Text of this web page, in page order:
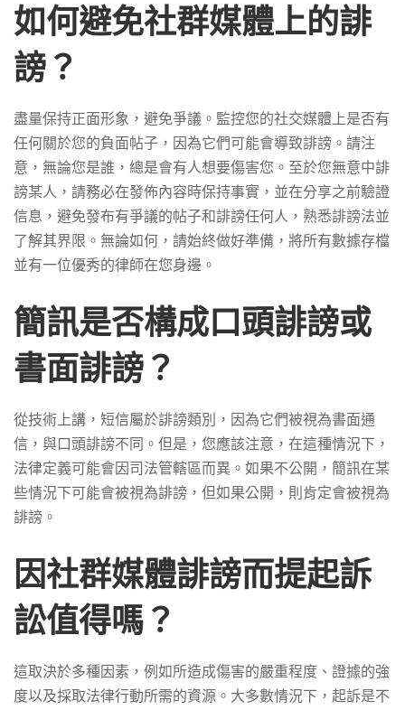
如何避免社群媒體上的誹
謗？
盡量保持正面形象，避免爭議。監控您的社交媒體上是否有
任何關於您的負面帖子，因為它們可能會導致誹謗。請注
意，無論您是誰，總是會有人想要傷害您。至於您無意中誹
謗某人，請務必在發佈內容時保持事實，並在分享之前驗證
信息，避免發布有爭議的帖子和誹謗任何人，熟悉誹謗法並
了解其界限。無論如何，請始終做好準備，將所有數據存檔
並有一位優秀的律師在您身邊。
簡訊是否構成口頭誹謗或
書面誹謗？
從技術上講，短信屬於誹謗類別，因為它們被視為書面通
信，與口頭誹謗不同。但是，您應該注意，在這種情況下，
法律定義可能會因司法管轄區而異。如果不公開，簡訊在某
些情況下可能會被視為誹謗，但如果公開，則肯定會被視為
誹謗。
因社群媒體誹謗而提起訴
訟值得嗎？
這取決於多種因素，例如所造成傷害的嚴重程度、證據的強
度以及採取法律行動所需的資源。大多數情況下，起訴是不